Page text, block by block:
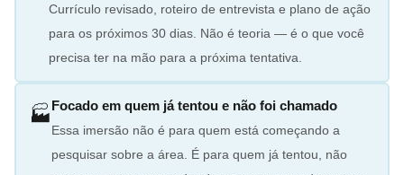
Currículo revisado, roteiro de entrevista e plano de ação
para os próximos 30 dias. Não é teoria — é o que você
precisa ter na mão para a próxima tentativa.
🏭Focado em quem já tentou e não foi chamado
Essa imersão não é para quem está começando a
pesquisar sobre a área. É para quem já tentou, não